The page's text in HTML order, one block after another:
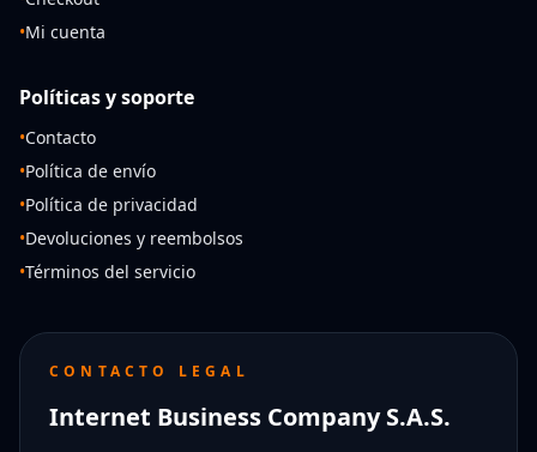
•Mi cuenta
Políticas y soporte
•Contacto
•Política de envío
•Política de privacidad
•Devoluciones y reembolsos
•Términos del servicio
CONTACTO LEGAL
Internet Business Company S.A.S.